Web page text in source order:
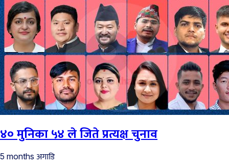
४० मुनिका ५४ ले जिते प्रत्यक्ष चुनाव
5 months अगाडि